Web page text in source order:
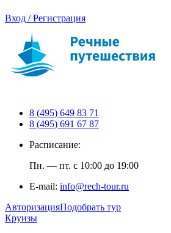
Вход / Регистрация
8 (495) 649 83 71
8 (495) 691 67 87
Расписание:
Пн. — пт. с 10:00 до 19:00
E-mail: info@rech-tour.ru
АвторизацияПодобрать тур
Круизы